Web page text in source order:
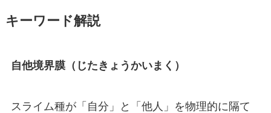
キーワード解説
自他境界膜（じたきょうかいまく）
スライム種が「自分」と「他人」を物理的に隔て